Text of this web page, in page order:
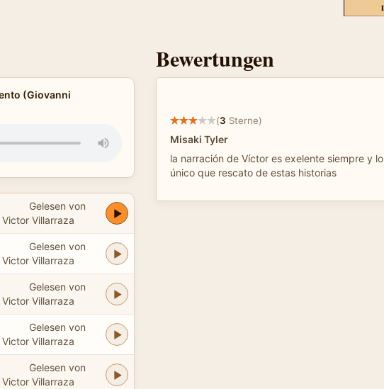
(Giovanni
Gelesen von
Victor Villarraza
Gelesen von
Victor Villarraza
Gelesen von
Victor Villarraza
Gelesen von
Victor Villarraza
Gelesen von
Victor Villarraza
Bewertungen
(3 Sterne)
Misaki Tyler
la narración de Víctor es exelente siempre y lo
único que rescato de estas historias